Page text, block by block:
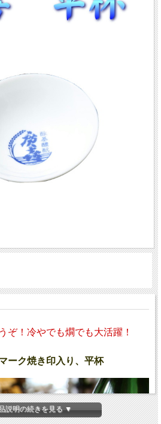
ぞ！冷やでも燗でも大活躍！
ーク焼き印入り、平杯
説明の続きを見る ▼